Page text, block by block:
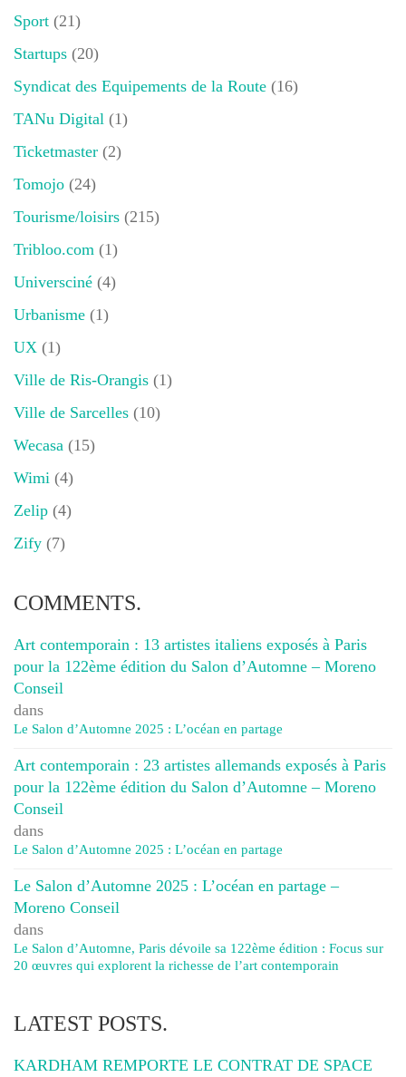
Sport (21)
Startups (20)
Syndicat des Equipements de la Route (16)
TANu Digital (1)
Ticketmaster (2)
Tomojo (24)
Tourisme/loisirs (215)
Tribloo.com (1)
Universciné (4)
Urbanisme (1)
UX (1)
Ville de Ris-Orangis (1)
Ville de Sarcelles (10)
Wecasa (15)
Wimi (4)
Zelip (4)
Zify (7)
COMMENTS.
Art contemporain : 13 artistes italiens exposés à Paris
pour la 122ème édition du Salon d’Automne – Moreno
Conseil
dans
Le Salon d’Automne 2025 : L’océan en partage
Art contemporain : 23 artistes allemands exposés à Paris
pour la 122ème édition du Salon d’Automne – Moreno
Conseil
dans
Le Salon d’Automne 2025 : L’océan en partage
Le Salon d’Automne 2025 : L’océan en partage –
Moreno Conseil
dans
Le Salon d’Automne, Paris dévoile sa 122ème édition : Focus sur
20 œuvres qui explorent la richesse de l’art contemporain
LATEST POSTS.
KARDHAM REMPORTE LE CONTRAT DE SPACE